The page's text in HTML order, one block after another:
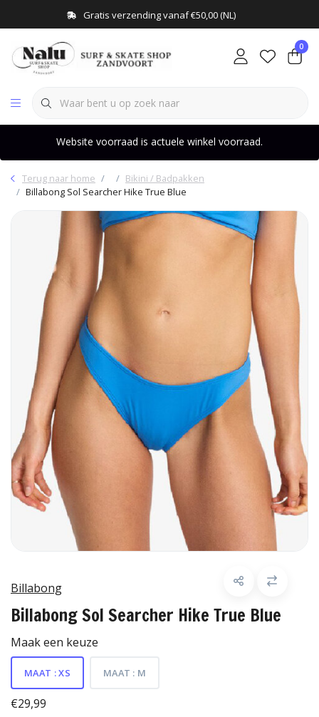
Gratis verzending vanaf €50,00 (NL)
0
Website voorraad is actuele winkel voorraad.
Terug naar home
Bikini / Badpakken
Billabong Sol Searcher Hike True Blue
Billabong
Billabong Sol Searcher Hike True Blue
Maak een keuze
MAAT : XS MAAT : M
€29,99